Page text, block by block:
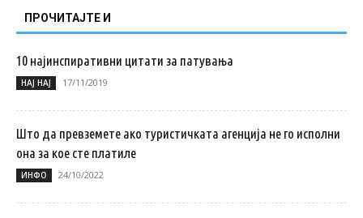
ПРОЧИТАЈТЕ И
10 најинспиративни цитати за патувања
НАЈ НАЈ 17/11/2019
Што да превземете ако туристичката агенција не го исполни
она за кое сте платиле
ИНФО 24/10/2022